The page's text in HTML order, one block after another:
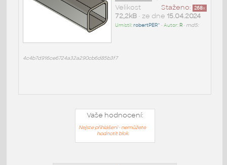
Staženo: 268x
Velikost
72,2kB• ze dne 15.04.2024
Umístil:robertPER^ • Autor: R• md5:
4c4b7d916ce6724a32a290cb6d85b3f7
Vaše hodnocení:
Nejste přihlášeni - nemůžete
hodnotit blok